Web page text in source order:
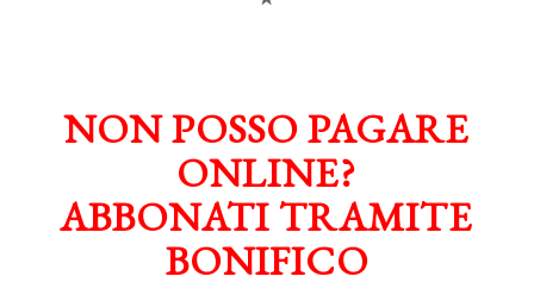
NON POSSO PAGARE
ONLINE?
ABBONATI TRAMITE
BONIFICO